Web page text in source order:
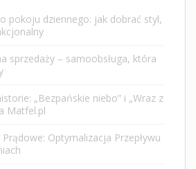
pokoju dziennego: jak dobrać styl,
sprzedaży – samoobsługa, która
„Bezpańskie niebo” i „Wraz z
Matfel.pl
Optymalizacja Przepływu